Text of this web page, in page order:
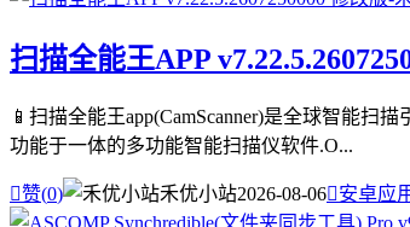
扫描全能王APP
📱扫描全能王app(CamScanner)是全球智能扫
功能于一体的多功能智能扫描仪软件.O...
赞(0) 禾优小站2026-08-06安卓应